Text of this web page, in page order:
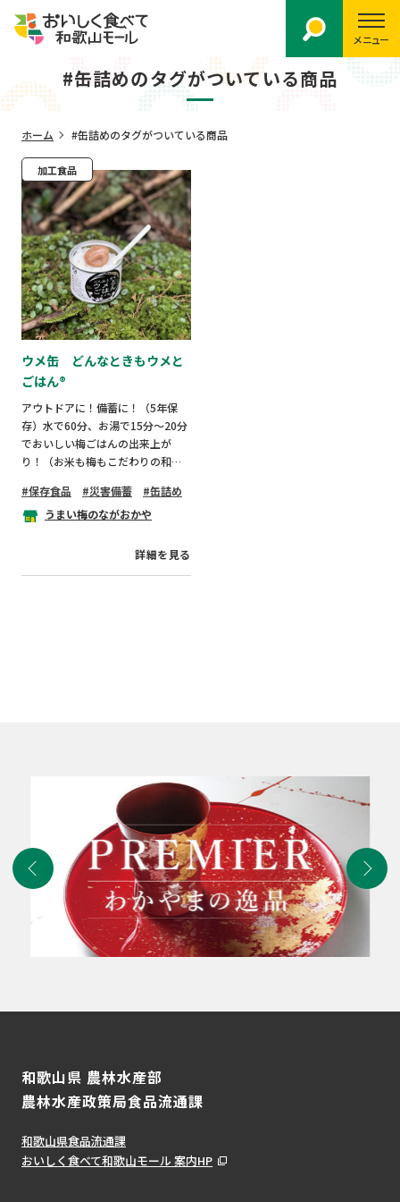
メニュー
#缶詰めのタグがついている商品
ホーム #缶詰めのタグがついている商品
加工食品
ウメ缶 どんなときもウメと
ごはん®︎
アウトドアに！備蓄に！（5年保
存）水で60分、お湯で15分〜20分
でおいしい梅ごはんの出来上が
り！（お米も梅もこだわりの和歌
保存食品 災害備蓄
缶詰め
うまい梅のながおかや
詳細を見る
和歌山県 農林水産部
農林水産政策局食品流通課
和歌山県食品流通課
おいしく食べて和歌山モール 案内HP